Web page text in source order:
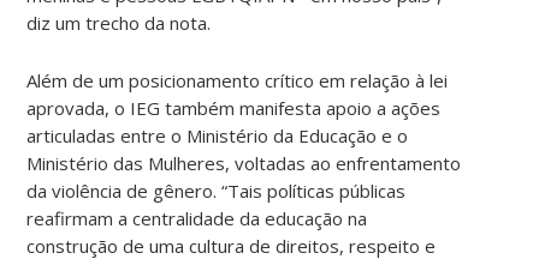
diz um trecho da nota.
Além de um posicionamento crítico em relação à lei
aprovada, o IEG também manifesta apoio a ações
articuladas entre o Ministério da Educação e o
Ministério das Mulheres, voltadas ao enfrentamento
da violência de gênero. “Tais políticas públicas
reafirmam a centralidade da educação na
construção de uma cultura de direitos, respeito e